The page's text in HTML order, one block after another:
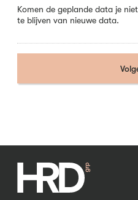
Komen de geplande data je
te blijven van nieuwe data.